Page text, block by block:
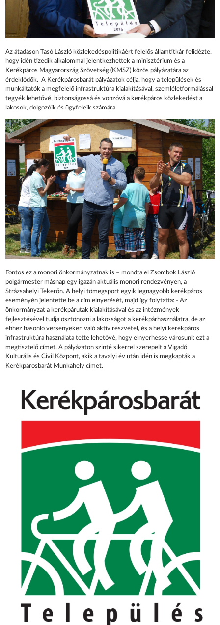
Az átadáson Tasó László közlekedéspolitikáért felelős államtitkár felidézte,
hogy idén tizedik alkalommal jelentkezhettek a minisztérium és a
Kerékpáros Magyarország Szövetség (KMSZ) közös pályázatára az
érdeklődők. A Kerékpárosbarát pályázatok célja, hogy a települések és
munkáltatók a megfelelő infrastruktúra kialakításával, szemléletformálással
tegyék lehetővé, biztonságossá és vonzóvá a kerékpáros közlekedést a
lakosok, dolgozóik és ügyfeleik számára.
Fontos ez a monori önkormányzatnak is – mondta el Zsombok László
polgármester másnap egy igazán aktuális monori rendezvényen, a
Strázsahelyi Tekerőn. A helyi tömegsport egyik legnagyobb kerékpáros
eseményén jelentette be a cím elnyerését, majd így folytatta: - Az
önkormányzat a kerékpárutak kialakításával és az intézmények
fejlesztésével tudja ösztönözni a lakosságot a kerékpárhasználatra, de az
ehhez hasonló versenyeken való aktív részvétel, és a helyi kerékpáros
infrastruktúra használata tette lehetővé, hogy elnyerhesse városunk ezt a
megtisztelő címet. A pályázaton szinté sikerrel szerepelt a Vigadó
Kulturális és Civil Központ, akik a tavalyi év után idén is megkapták a
Kerékpárosbarát Munkahely címet.